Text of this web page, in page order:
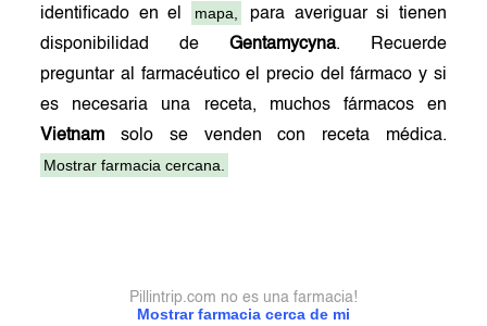
identificado en el mapa,
para averiguar si tienen
disponibilidad de Gentamycyna. Recuerde
preguntar al farmacéutico el precio del fármaco y si
es necesaria una receta, muchos fármacos en
Vietnam solo se venden con receta médica.
Mostrar farmacia cercana.
Mostrar farmacia cerca de mi
Pillintrip.com no es una farmacia!